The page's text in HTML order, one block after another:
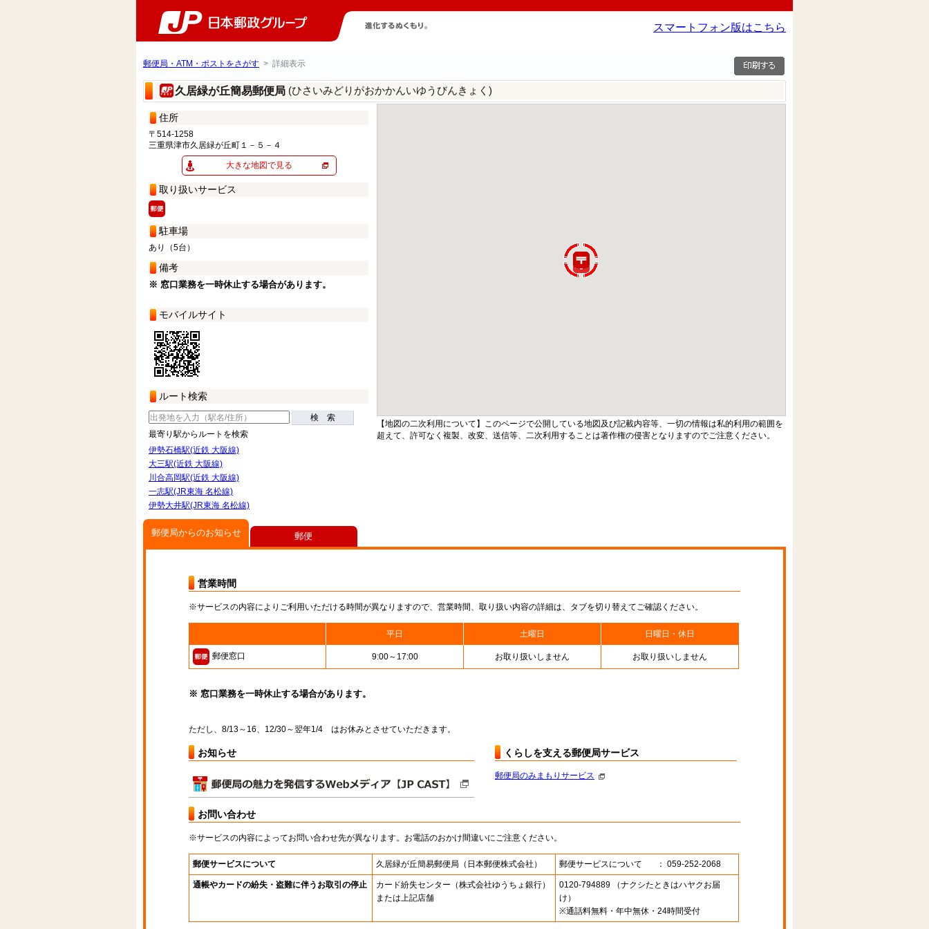
スマートフォン版はこちら
郵便局・ATM・ポストをさがす > 詳細表示
久居緑が丘簡易郵便局 (ひさいみどりがおかかんいゆうびんきょく)
住所
〒514-1258
三重県津市久居緑が丘町１－５－４
大きな地図で見る
取り扱いサービス
駐車場
あり（5台）
備考
※ 窓口業務を一時休止する場合があります。
モバイルサイト
ルート検索
検 索
最寄り駅からルートを検索
伊勢石橋駅(近鉄 大阪線)
大三駅(近鉄 大阪線)
川合高岡駅(近鉄 大阪線)
一志駅(JR東海 名松線)
伊勢大井駅(JR東海 名松線)
【地図の二次利用について】このページで公開している地図及び記載内容等、一切の情報は私的利用の範囲を
超えて、許可なく複製、改変、送信等、二次利用することは著作権の侵害となりますのでご注意ください。
郵便局からのお知らせ
営業時間
※サービスの内容によりご利用いただける時間が異なりますので、営業時間、取り扱い内容の詳細は、タブを切り替えてご確認ください。
平日 土曜日 日曜日・休日
郵便窓口 9:00～17:00 お取り扱いしません お取り扱いしません
※ 窓口業務を一時休止する場合があります。
ただし、8/13～16、12/30～翌年1/4 はお休みとさせていただきます。
お知らせ くらしを支える郵便局サービス
郵便局のみまもりサービス
お問い合わせ
※サービスの内容によってお問い合わせ先が異なります。お電話のおかけ間違いにご注意ください。
郵便サービスについて 久居緑が丘簡易郵便局 （日本郵便株式会社） 郵便サービスについて ： 059-252-2068
通帳やカードの紛失・盗難に伴うお取引の停止 カード紛失センター （株式会社ゆうちょ銀行）
または上記店舗
0120-794889 （ナクシたときはハヤクお届
け）
※通話料無料・年中無休・24時間受付
郵便